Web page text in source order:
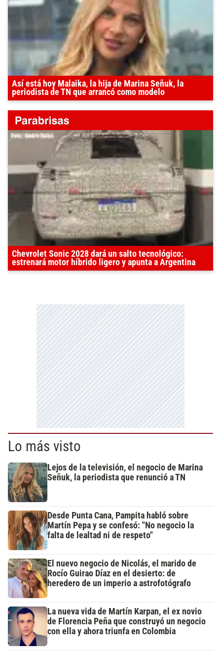
Así está hoy Malaika, la hija de Marina Señuk, la
periodista de TN que arrancó como modelo
Chevrolet Sonic 2028 dará un salto tecnológico:
estrenará motor híbrido ligero y apunta a Argentina
Lo más visto
Lejos de la televisión, el negocio de Marina
Señuk, la periodista que renunció a TN
Desde Punta Cana, Pampita habló sobre
Martín Pepa y se confesó: "No negocio la
falta de lealtad ni de respeto"
El nuevo negocio de Nicolás, el marido de
Rocío Guirao Díaz en el desierto: de
heredero de un imperio a astrofotógrafo
La nueva vida de Martín Karpan, el ex novio
de Florencia Peña que construyó un negocio
con ella y ahora triunfa en Colombia